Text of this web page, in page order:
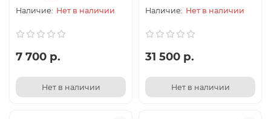
Нет в наличии
7 700 р.
Нет в наличии
Нет в наличии
31 500 р.
Нет в наличии